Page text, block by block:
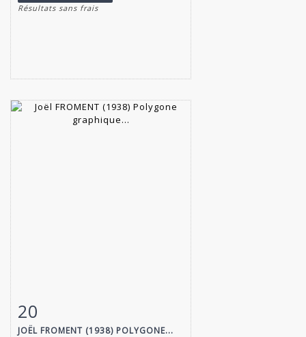
Résultats sans frais
Fiche détaillée
20
JOËL FROMENT (1938) POLYGONE...